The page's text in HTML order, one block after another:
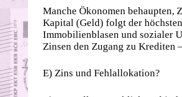
Manche Ökonomen behaupten,
Kapital (Geld) folgt der
Immobilienblasen und sozialer
Zinsen den Zugang zu Krediten
E) Zins und Fehlallokation?